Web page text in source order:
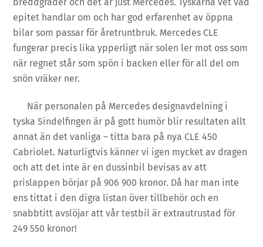
epitet handlar om och har god erfarenhet av öppna
bilar som passar för åretruntbruk. Mercedes CLE
fungerar precis lika ypperligt när solen ler mot oss som
när regnet står som spön i backen eller för all del om
snön vräker ner.
När personalen på Mercedes designavdelning i
tyska Sindelfingen är på gott humör blir resultaten allt
annat än det vanliga – titta bara på nya CLE 450
Cabriolet. Naturligtvis känner vi igen mycket av dragen
och att det inte är en dussinbil bevisas av att
prislappen börjar på 906 900 kronor. Då har man inte
ens tittat i den digra listan över tillbehör och en
snabbtitt avslöjar att vår testbil är extrautrustad för
249 550 kronor!